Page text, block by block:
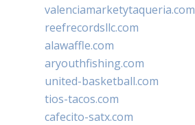
valenciamarketytaqueria.com
reefrecordsllc.com
alawaffle.com
aryouthfishing.com
united-basketball.com
tios-tacos.com
cafecito-satx.com